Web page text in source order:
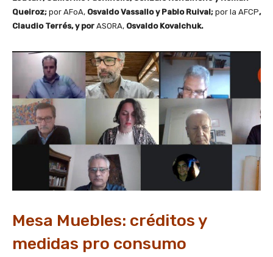
Queiroz; por AFoA, Osvaldo Vassallo y Pablo Ruival; por la AFCP,
Claudio Terrés, y por ASORA, Osvaldo Kovalchuk.
Mesa Muebles: créditos y
medidas pro consumo